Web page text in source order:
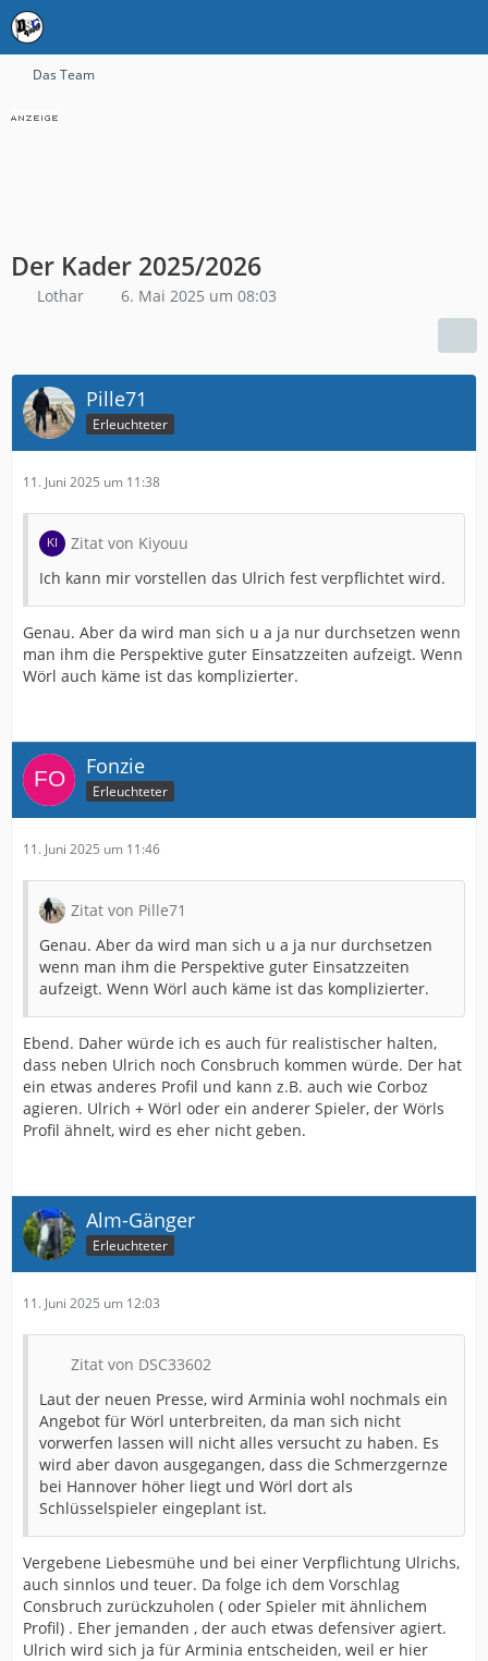
Das Team
Der Kader 2025/2026
Lothar 6. Mai 2025 um 08:03
Pille71
Erleuchteter
11. Juni 2025 um 11:38
Zitat von Kiyouu
Ich kann mir vorstellen das Ulrich fest verpflichtet wird.
Genau. Aber da wird man sich u a ja nur durchsetzen wenn
man ihm die Perspektive guter Einsatzzeiten aufzeigt. Wenn
Wörl auch käme ist das komplizierter.
Fonzie
Erleuchteter
11. Juni 2025 um 11:46
Zitat von Pille71
Genau. Aber da wird man sich u a ja nur durchsetzen
wenn man ihm die Perspektive guter Einsatzzeiten
aufzeigt. Wenn Wörl auch käme ist das komplizierter.
Ebend. Daher würde ich es auch für realistischer halten,
dass neben Ulrich noch Consbruch kommen würde. Der hat
ein etwas anderes Profil und kann z.B. auch wie Corboz
agieren. Ulrich + Wörl oder ein anderer Spieler, der Wörls
Profil ähnelt, wird es eher nicht geben.
Alm-Gänger
Erleuchteter
11. Juni 2025 um 12:03
Zitat von DSC33602
Laut der neuen Presse, wird Arminia wohl nochmals ein
Angebot für Wörl unterbreiten, da man sich nicht
vorwerfen lassen will nicht alles versucht zu haben. Es
wird aber davon ausgegangen, dass die Schmerzgernze
bei Hannover höher liegt und Wörl dort als
Schlüsselspieler eingeplant ist.
Vergebene Liebesmühe und bei einer Verpflichtung Ulrichs,
auch sinnlos und teuer. Da folge ich dem Vorschlag
Consbruch zurückzuholen ( oder Spieler mit ähnlichem
Profil) . Eher jemanden , der auch etwas defensiver agiert.
Ulrich wird sich ja für Arminia entscheiden, weil er hier